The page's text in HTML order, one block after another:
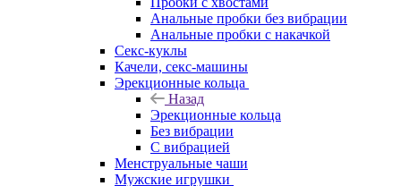
Анальные пробки без вибрации
Анальные пробки с накачкой
Секс-куклы
Качели, секс-машины
Эрекционные кольца
Назад
Эрекционные кольца
Без вибрации
С вибрацией
Менструальные чаши
Мужские игрушки